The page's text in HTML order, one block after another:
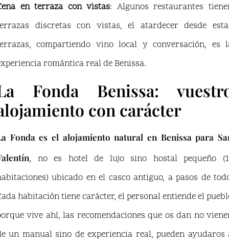
en terraza con vistas: Algunos restaurantes
discretas con vistas, el atardecer desde
compartiendo vino local y conversación, es
romántica real de Benissa.
Fonda Benissa:
con carácter
Fonda es el alojamiento natural en Benissa para
, no es hotel de lujo sino hostal pequeño
ubicado en el casco antiguo, a pasos de
habitación tiene carácter, el personal entiende el
vive ahí, las recomendaciones que os dan no
un manual sino de experiencia real, pueden ayudaros